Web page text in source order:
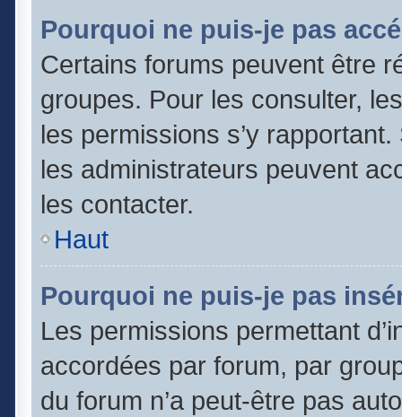
Pourquoi ne puis-je pas
Certains forums peuvent être
groupes. Pour les consulter,
les permissions s’y
les administrateurs peuvent
les contacter.
Haut
Pourquoi ne puis-je pas
Les permissions permettant
accordées par forum, par
du forum n’a peut-être pas